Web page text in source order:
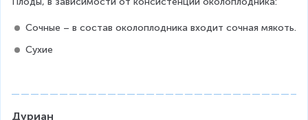
Сочные – в состав околоплодника входит сочная мякоть.
Сухие
Дуриан